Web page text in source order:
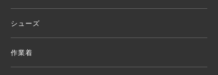
シューズ
作業着